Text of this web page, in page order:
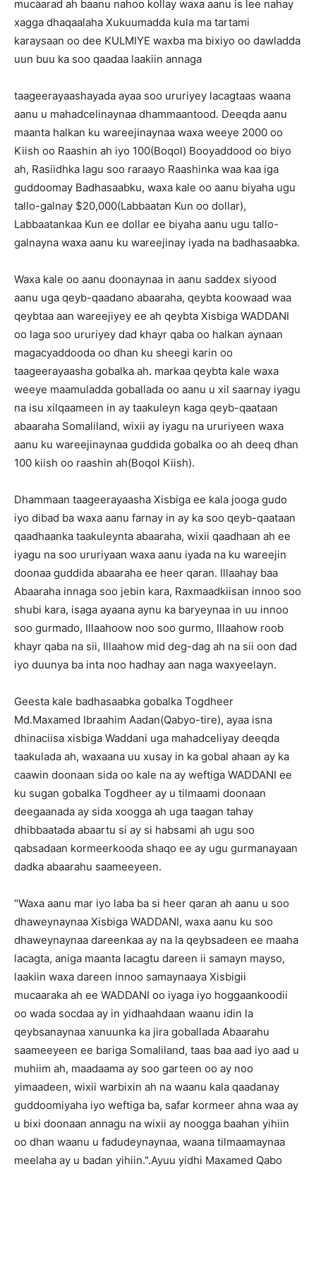
mucaarad ah baanu nahoo kollay waxa aanu is lee nahay
xagga dhaqaalaha Xukuumadda kula ma tartami
karaysaan oo dee KULMIYE waxba ma bixiyo oo dawladda
uun buu ka soo qaadaa laakiin annaga
taageerayaashayada ayaa soo ururiyey lacagtaas waana
aanu u mahadcelinaynaa dhammaantood. Deeqda aanu
maanta halkan ku wareejinaynaa waxa weeye 2000 oo
Kiish oo Raashin ah iyo 100(Boqol) Booyaddood oo biyo
ah, Rasiidhka lagu soo raraayo Raashinka waa kaa iga
guddoomay Badhasaabku, waxa kale oo aanu biyaha ugu
tallo-galnay $20,000(Labbaatan Kun oo dollar),
Labbaatankaa Kun ee dollar ee biyaha aanu ugu tallo-
galnayna waxa aanu ku wareejinay iyada na badhasaabka.
Waxa kale oo aanu doonaynaa in aanu saddex siyood
aanu uga qeyb-qaadano abaaraha, qeybta koowaad waa
qeybtaa aan wareejiyey ee ah qeybta Xisbiga WADDANI
oo laga soo ururiyey dad khayr qaba oo halkan aynaan
magacyaddooda oo dhan ku sheegi karin oo
taageerayaasha gobalka ah. markaa qeybta kale waxa
weeye maamuladda goballada oo aanu u xil saarnay iyagu
na isu xilqaameen in ay taakuleyn kaga qeyb-qaataan
abaaraha Somaliland, wixii ay iyagu na ururiyeen waxa
aanu ku wareejinaynaa guddida gobalka oo ah deeq dhan
100 kiish oo raashin ah(Boqol Kiish).
Dhammaan taageerayaasha Xisbiga ee kala jooga gudo
iyo dibad ba waxa aanu farnay in ay ka soo qeyb-qaataan
qaadhaanka taakuleynta abaaraha, wixii qaadhaan ah ee
iyagu na soo ururiyaan waxa aanu iyada na ku wareejin
doonaa guddida abaaraha ee heer qaran. Illaahay baa
Abaaraha innaga soo jebin kara, Raxmaadkiisan innoo soo
shubi kara, isaga ayaana aynu ka baryeynaa in uu innoo
soo gurmado, Illaahoow noo soo gurmo, Illaahow roob
khayr qaba na sii, Illaahow mid deg-dag ah na sii oon dad
iyo duunya ba inta noo hadhay aan naga waxyeelayn.
Geesta kale badhasaabka gobalka Togdheer
Md.Maxamed Ibraahim Aadan(Qabyo-tire), ayaa isna
dhinaciisa xisbiga Waddani uga mahadceliyay deeqda
taakulada ah, waxaana uu xusay in ka gobal ahaan ay ka
caawin doonaan sida oo kale na ay weftiga WADDANI ee
ku sugan gobalka Togdheer ay u tilmaami doonaan
deegaanada ay sida xoogga ah uga taagan tahay
dhibbaatada abaartu si ay si habsami ah ugu soo
qabsadaan kormeerkooda shaqo ee ay ugu gurmanayaan
dadka abaarahu saameeyeen.
"Waxa aanu mar iyo laba ba si heer qaran ah aanu u soo
dhaweynaynaa Xisbiga WADDANI, waxa aanu ku soo
dhaweynaynaa dareenkaa ay na la qeybsadeen ee maaha
lacagta, aniga maanta lacagtu dareen ii samayn mayso,
laakiin waxa dareen innoo samaynaaya Xisbigii
mucaaraka ah ee WADDANI oo iyaga iyo hoggaankoodii
oo wada socdaa ay in yidhaahdaan waanu idin la
qeybsanaynaa xanuunka ka jira goballada Abaarahu
saameeyeen ee bariga Somaliland, taas baa aad iyo aad u
muhiim ah, maadaama ay soo garteen oo ay noo
yimaadeen, wixii warbixin ah na waanu kala qaadanay
guddoomiyaha iyo weftiga ba, safar kormeer ahna waa ay
u bixi doonaan annagu na wixii ay noogga baahan yihiin
oo dhan waanu u fadudeynaynaa, waana tilmaamaynaa
meelaha ay u badan yihiin.".Ayuu yidhi Maxamed Qabo